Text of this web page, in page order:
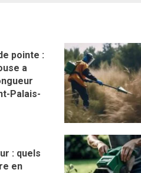
pointe :
a
Palais-
: quels
en